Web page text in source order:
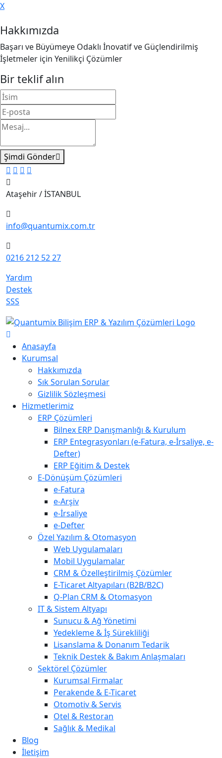
X
Hakkımızda
Başarı ve Büyümeye Odaklı İnovatif ve Güçlendirilmiş
İşletmeler için Yenilikçi Çözümler
Bir teklif alın
Şimdi Gönder
Ataşehir / İSTANBUL
info@quantumix.com.tr
0216 212 52 27
Yardım
Destek
SSS
Anasayfa
Kurumsal
Hakkımızda
Sık Sorulan Sorular
Gizlilik Sözleşmesi
Hizmetlerimiz
ERP Çözümleri
Bilnex ERP Danışmanlığı & Kurulum
ERP Entegrasyonları (e-Fatura, e-İrsaliye, e-
Defter)
ERP Eğitim & Destek
E-Dönüşüm Çözümleri
e-Fatura
e-Arşiv
e-İrsaliye
e-Defter
Özel Yazılım & Otomasyon
Web Uygulamaları
Mobil Uygulamalar
CRM & Özelleştirilmiş Çözümler
E-Ticaret Altyapıları (B2B/B2C)
Q-Plan CRM & Otomasyon
IT & Sistem Altyapı
Sunucu & Ağ Yönetimi
Yedekleme & İş Sürekliliği
Lisanslama & Donanım Tedarik
Teknik Destek & Bakım Anlaşmaları
Sektörel Çözümler
Kurumsal Firmalar
Perakende & E-Ticaret
Otomotiv & Servis
Otel & Restoran
Sağlık & Medikal
Blog
İletişim